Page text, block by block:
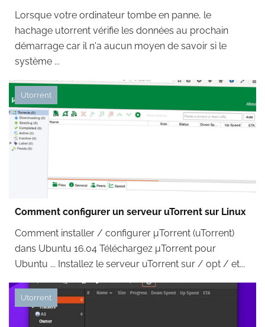
Lorsque votre ordinateur tombe en panne, le
hachage utorrent vérifie les données au prochain
démarrage car il n'a aucun moyen de savoir si le
système ...
Utorrent
Comment configurer un serveur uTorrent sur Linux
Comment installer / configurer μTorrent (uTorrent)
dans Ubuntu 16.04 Téléchargez μTorrent pour
Ubuntu ... Installez le serveur uTorrent sur / opt / et...
Utorrent